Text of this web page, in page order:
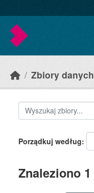
Zbiory danych
Porządkuj według
Znaleziono